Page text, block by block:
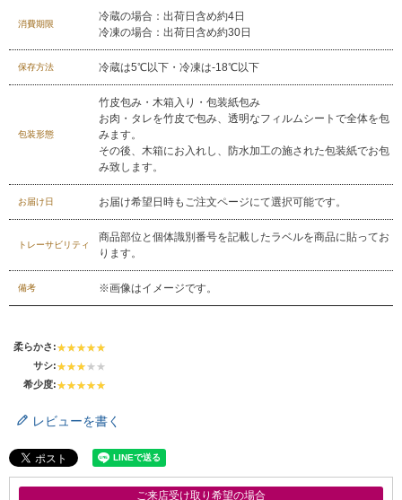
029-254-2441
お問合せフォーム
消費期限
冷蔵の場合：出荷日含め約4日
冷凍の場合：出荷日含め約30日
保存方法 冷蔵は5℃以下・冷凍は-18℃以下
包装形態
竹皮包み・木箱入り・包装紙包み
お肉・タレを竹皮で包み、透明なフィルムシートで全体を包
みます。
その後、木箱にお入れし、防水加工の施された包装紙でお包
み致します。
お届け日 お届け希望日時もご注文ページにて選択可能です。
トレーサビリティ
商品部位と個体識別番号を記載したラベルを商品に貼ってお
ります。
備考 ※画像はイメージです。
柔らかさ:
サシ:
希少度:
レビューを書く
ご来店受け取り希望の場合